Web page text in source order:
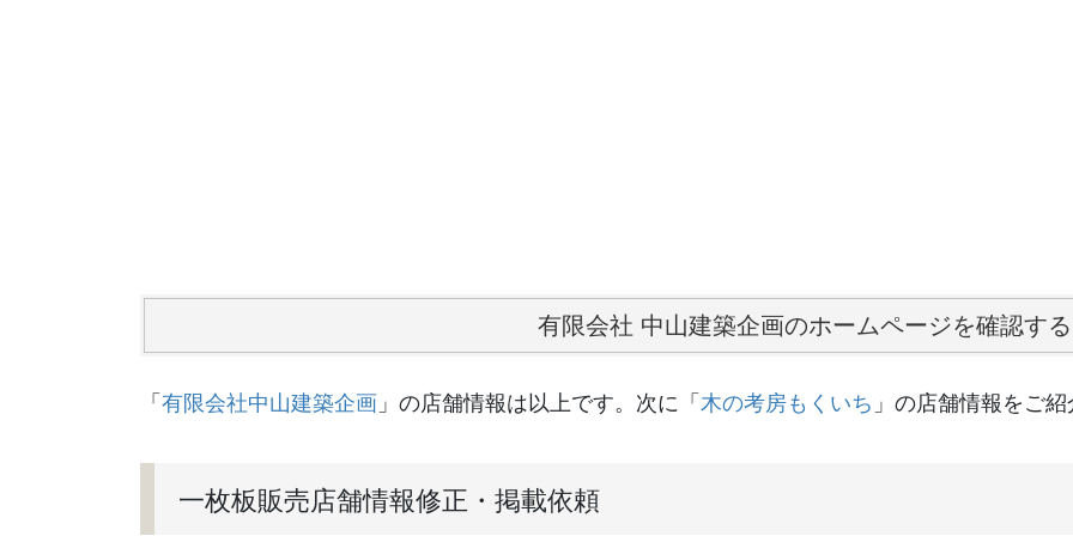
有限会社 中山建築企画のホームページを確認する
「 有限会社中山建築企画 」の店舗情報は以上です。次に「 木の考房もくいち 」の店舗情報をご紹
一枚板販売店舗情報修正・掲載依頼